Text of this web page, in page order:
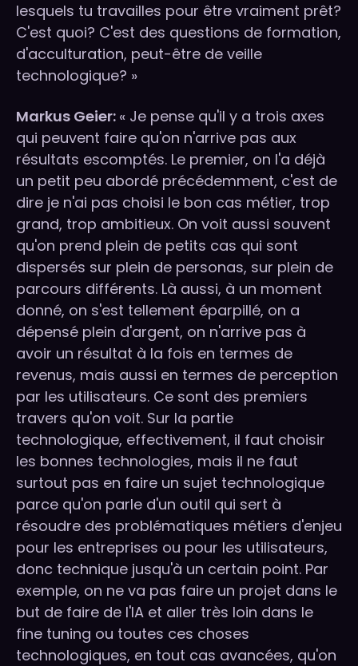
lesquels tu travailles pour être vraiment prêt?
C'est quoi? C'est des questions de formation,
d'acculturation, peut-être de veille
technologique? »
Markus Geier: « Je pense qu'il y a trois axes
qui peuvent faire qu'on n'arrive pas aux
résultats escomptés. Le premier, on l'a déjà
un petit peu abordé précédemment, c'est de
dire je n'ai pas choisi le bon cas métier, trop
grand, trop ambitieux. On voit aussi souvent
qu'on prend plein de petits cas qui sont
dispersés sur plein de personas, sur plein de
parcours différents. Là aussi, à un moment
donné, on s'est tellement éparpillé, on a
dépensé plein d'argent, on n'arrive pas à
avoir un résultat à la fois en termes de
revenus, mais aussi en termes de perception
par les utilisateurs. Ce sont des premiers
travers qu'on voit. Sur la partie
technologique, effectivement, il faut choisir
les bonnes technologies, mais il ne faut
surtout pas en faire un sujet technologique
parce qu'on parle d'un outil qui sert à
résoudre des problématiques métiers d'enjeu
pour les entreprises ou pour les utilisateurs,
donc technique jusqu'à un certain point. Par
exemple, on ne va pas faire un projet dans le
but de faire de l'IA et aller très loin dans le
fine tuning ou toutes ces choses
technologiques, en tout cas avancées, qu'on